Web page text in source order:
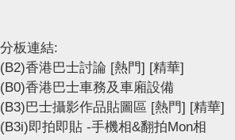
分板連結:
(B2)香港巴士討論 [熱門] [精華]
(B0)香港巴士車務及車廂設備
(B3)巴士攝影作品貼圖區 [熱門] [精華]
(B3i)即拍即貼 -手機相&翻拍Mon相